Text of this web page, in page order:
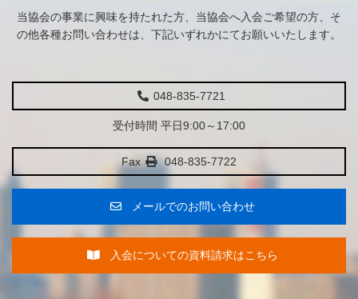
当協会の事業に興味を持たれた方、当協会へ入会ご希望の方、そ
の他各種お問い合わせは、下記いずれかにてお願いいたします。
048-835-7721
受付時間 平日9:00～17:00
Fax 048-835-7722
メールでのお問い合わせ
入会についての資料請求はこちら